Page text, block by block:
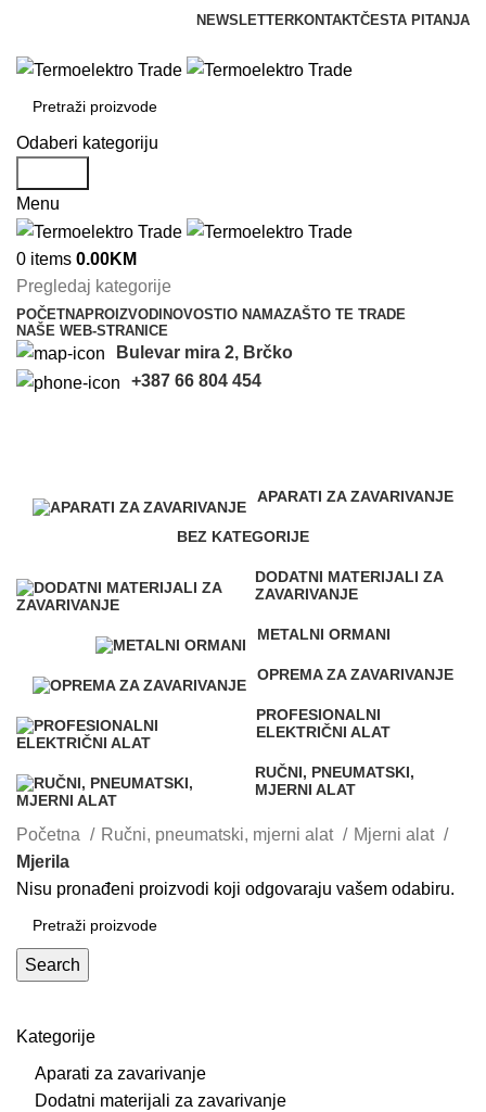
NEWSLETTERKONTAKTČESTA PITANJA
Odaberi kategoriju
Menu
0 items 0.00KM
Pregledaj kategorije
POČETNAPROIZVODI NOVOSTI O NAMAZAŠTO TE TRADE
NAŠE WEB-STRANICE
Bulevar mira 2, Brčko
+387 66 804 454
APARATI ZA ZAVARIVANJE
BEZ KATEGORIJE
DODATNI MATERIJALI ZA
ZAVARIVANJE
METALNI ORMANI
OPREMA ZA ZAVARIVANJE
PROFESIONALNI
ELEKTRIČNI ALAT
RUČNI, PNEUMATSKI,
MJERNI ALAT
Kategorije
Aparati za zavarivanje
Dodatni materijali za zavarivanje
Početna Ručni, pneumatski, mjerni alat
Mjerni alat
Mjerila
Nisu pronađeni proizvodi koji odgovaraju vašem odabiru.
Search